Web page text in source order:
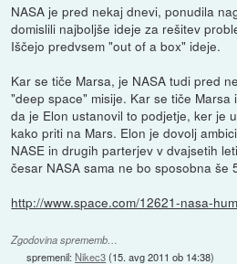
NASA je pred nekaj dnevi, ponudila
domislili najboljše ideje za rešitev
Iščejo predvsem "out of a box" ideje.
Kar se tiče Marsa, je NASA tudi pred
"deep space" misije. Kar se tiče
da je Elon ustanovil to podjetje, ker je
kako priti na Mars. Elon je dovolj
NASE in drugih parterjev v dvajsetih
česar NASA sama ne bo sposobna še
http://www.space.com/12621-nasa-
Zgodovina sprememb…
spremenil:Nikec3(15. avg 2011 ob 14:38)